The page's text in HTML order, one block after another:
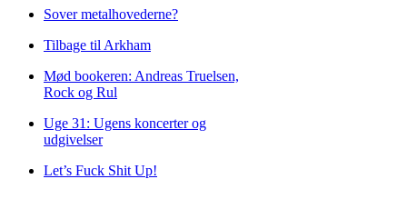
Sover metalhovederne?
Tilbage til Arkham
Mød bookeren: Andreas Truelsen,
Rock og Rul
Uge 31: Ugens koncerter og
udgivelser
Let’s Fuck Shit Up!